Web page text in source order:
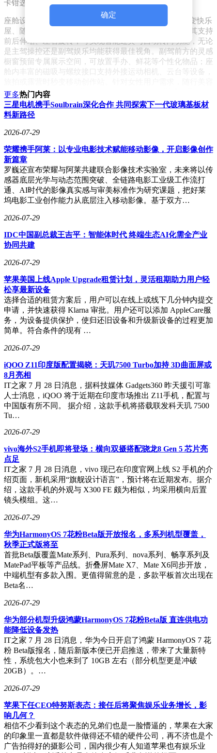
卡钳选择满足年轻用户对定制化的追求。
座舱设计围绕“悦己出行”理念，打造三大核心场景：百变快乐
屋、随行美容舱与移动午休房。随动屏成为全场焦点，其支持
前后伸缩、左右旋转，可实现智能迎宾与自动转向功能，无论
是主驾操控还是副驾娱乐均能获得最佳视角。副驾前方的灵感
橱窗预留专属展示空间，可放置手办、鲜花等个性化物品；座
舱内丰富的磁吸与螺纹接口支持外接运动相机、云台等设备，
舱搭载诺奖级MOFs可吸附降解材料，持续分解甲醛与异味，
配合淡雅香氛系统营造舒适环境；水离子空调出风温润，可沉
降灰尘、保湿护肤；前排柔光化妆镜支持三档亮度与色温调
移动午休房功能则聚焦都市人群的休憩需求。主副驾零重力座
椅支持加热、通风与按摩功能，臀角最大可调至125°，搭配伸
缩腿托可实现一键躺平；6.5L风冷冰箱可存放饮品与护肤品，
智能调光天幕与后排防晒隐私玻璃保障私密性，配合
HUAWEI SOUND 21扬声器音响系统，营造出静谧舒适的休
跑“颜值优先、空间妥协”的局限。尚界Z7后备箱常规容积
559L，放倒后排座椅后拓展至1582L；Z7T表现更优，常规容
积648L，拓展后达1694L，可轻松容纳滑雪板、帐篷等大件物
品。两车均配备90L电弹电吸前备箱，内部带排水设计与挂
钩，方便收纳小件物品；全车41处精收纳点位让手机、钥匙等
华为技术赋能成为新车核心竞争力，全系五大满配包括舒适、
辅助驾驶、性能、续航与智能配置，重新定义20万级纯电座驾
价值标杆。辅助驾驶系统搭载896线双光路图像级激光雷达与
华为乾崑智驾®ADS 4.1系统，通过36个全向传感器构建360度
立体感知网络。实测中，车辆在夜晚暗光场景下可提前识别锥
免“前后夹击”追尾风险。被动安全方面，十三横五纵笼式车身
采用高强度钢与铝合金占比91%的材料，14处2000MPa潜艇级
热成型钢覆盖乘员舱，一体式门环结构使车顶可承受5.8倍车
重压力，构建全方位安全防护体系。
尚界Z7与Z7T以差异化定位覆盖多元需求：Z7主打轿跑造型与
运动风尚，Z7T通过猎装布局兼顾空间拓展性。目前，Z7起售
价21.98万元，Z7T售价22.98万元，凭借都会美学设计、智趣
座舱体验、越级空间表现与华为硬核科技，在同价位车型中形
年轻用户而言，这两款车已超越传统代步工具的范畴，成为承
载生活热爱、适配多元场景的移动生活空间。鸿蒙智行通过精
准布局细分市场，展现出对年轻消费群体的深刻洞察，新车有
望在高端纯电领域持续引领潮流。
确定
更多热门内容
三星电机携手Soulbrain深化合作 共同探索下一代玻璃基板材
料新路径
2026-07-29
荣耀携手阿莱：以专业电影技术赋能移动影像，开启影像创作
新篇章
罗巍还宣布荣耀与阿莱共建联合影像技术实验室，未来将以传
感器底层光学与动态范围突破、全链路电影工业级工作流打
通、AI时代的影像真实感与审美标准作为研究课题，把好莱
坞电影工业创作能力从底层注入移动影像。基于双方…
2026-07-29
IDC中国副总裁王吉平：智能体时代 终端生态AI化需全产业
协同共建
2026-07-29
苹果美国上线Apple Upgrade租赁计划，灵活租期助力用户轻
松享最新设备
选择合适的租赁方案后，用户可以在线上或线下几分钟内提交
申请，并快速获得 Klarna 审批。用户还可以添加 AppleCare服
务，为设备提供保护，使归还旧设备和升级新设备的过程更加
简单。符合条件的现有 …
2026-07-29
iQOO Z11印度版配置揭晓：天玑7500 Turbo加持 3D曲面屏或
8月亮相
IT之家 7 月 28 日消息，据科技媒体 Gadgets360 昨天援引可靠
人士消息，iQOO 将于近期在印度市场推出 Z11手机，配置与
中国版有所不同。 据介绍，这款手机将搭载联发科天玑 7500
Tu…
2026-07-29
vivo海外S2手机即将登场：横向双摄搭配骁龙8 Gen 5 芯片亮
点足
IT之家 7 月 28 日消息，vivo 现已在印度官网上线 S2 手机的介
绍页面，新机采用“旗舰设计语言”，预计将在近期发布。据介
绍，这款手机的外观与 X300 FE 颇为相似，均采用横向后置
镜头模组。这…
2026-07-29
华为HarmonyOS 7花粉Beta版开放报名，多系列机型覆盖，
秋季正式版将至
首批Beta版覆盖Mate系列、Pura系列、nova系列、畅享系列及
MatePad平板等产品线。折叠屏Mate X7、Mate X6同步开放，
中端机型有多款入围。更值得留意的是，多款平板首次出现在
Beta名…
2026-07-29
华为部分机型升级鸿蒙HarmonyOS 7花粉Beta版 直连供电功
能降低设备发热
IT之家 7 月 28 日消息，华为今日开启了鸿蒙 HarmonyOS 7 花
粉 Beta版报名，随后新版本便已开启推送，带来了大量新特
性，系统包大小也来到了 10GB 左右（部分机型更是冲破
20GB）。…
2026-07-29
苹果下任CEO特努斯表态：接任后将聚焦娱乐业务增长，影
响几何？
相信不少看到这个表态的兄弟们也是一脸懵逼的，苹果在大家
的印象里一直都是软件做得还不错的硬件公司，再不济也是个
广告拍得好的摄影公司，国内很少有人知道苹果也有娱乐业